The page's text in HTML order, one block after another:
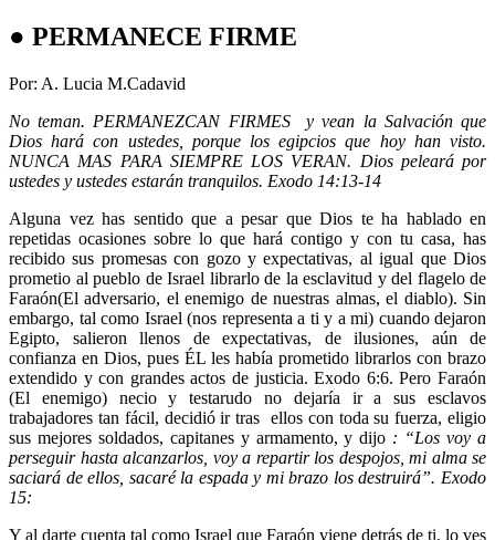
● PERMANECE FIRME
Por: A. Lucia M.Cadavid
No teman. PERMANEZCAN FIRMES y vean la Salvación que
Dios hará con ustedes, porque los egipcios que hoy han visto.
NUNCA MAS PARA SIEMPRE LOS VERAN. Dios peleará por
ustedes y ustedes estarán tranquilos. Exodo 14:13-14
Alguna vez has sentido que a pesar que Dios te ha hablado en
repetidas ocasiones sobre lo que hará contigo y con tu casa, has
recibido sus promesas con gozo y expectativas, al igual que Dios
prometio al pueblo de Israel librarlo de la esclavitud y del flagelo de
Faraón(El adversario, el enemigo de nuestras almas, el diablo). Sin
embargo, tal como Israel (nos representa a ti y a mi) cuando dejaron
Egipto, salieron llenos de expectativas, de ilusiones, aún de
confianza en Dios, pues ÉL les había prometido librarlos con brazo
extendido y con grandes actos de justicia. Exodo 6:6. Pero Faraón
(El enemigo) necio y testarudo no dejaría ir a sus esclavos
trabajadores tan fácil, decidió ir tras ellos con toda su fuerza, eligio
sus mejores soldados, capitanes y armamento, y dijo : “Los voy a
perseguir hasta alcanzarlos, voy a repartir los despojos, mi alma se
saciará de ellos, sacaré la espada y mi brazo los destruirá”. Exodo
15:
Y al darte cuenta tal como Israel que Faraón viene detrás de ti, lo ves